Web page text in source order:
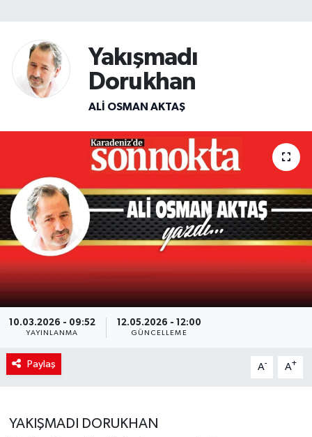
Yakışmadı
Dorukhan
ALI OSMAN AKTAŞ
10.03.2026 - 09:52
YAYINLANMA
12.05.2026 - 12:00
GÜNCELLEME
Paylaş A- A+
YAKIŞMADI DORUKHAN
Teknoloji
TRABZON
TRABZONSPOR